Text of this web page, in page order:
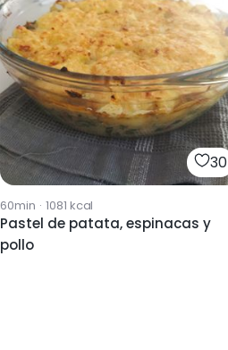
30
60min · 1081 kcal
Pastel de patata, espinacas y
pollo